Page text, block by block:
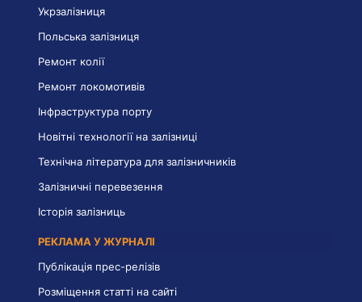
Укрзалізниця
Польська залізниця
Ремонт колії
Ремонт локомотивів
Інфраструктура порту
Новітні технології на залізниці
Технічна література для залізничників
Залізничні перевезення
Історія залізниць
РЕКЛАМА У ЖУРНАЛІ
Публікація прес-релізів
Розміщення статті на сайті